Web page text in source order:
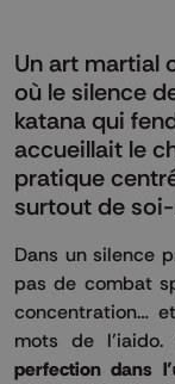
Un art martial
où le silence
katana qui
accueillait le
pratique
surtout de
Dans un silence
pas de combat
concentration…
mots de
perfection dans